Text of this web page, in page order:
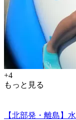
+4
もっと見る
【北部発・離島】